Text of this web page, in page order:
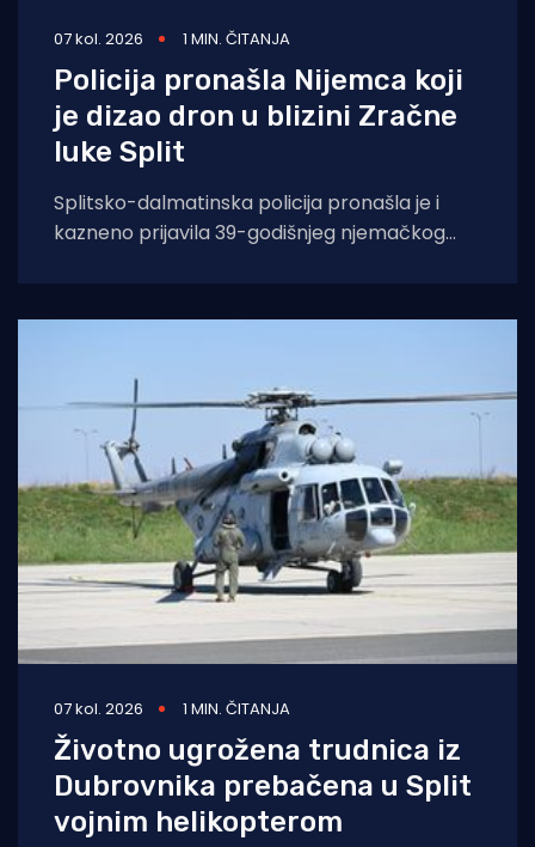
07 kol. 2026 1 MIN. ČITANJA
Policija pronašla Nijemca koji
je dizao dron u blizini Zračne
luke Split
Splitsko-dalmatinska policija pronašla je i
kazneno prijavila 39-godišnjeg njemačkog
07 kol. 2026 1 MIN. ČITANJA
Životno ugrožena trudnica iz
Dubrovnika prebačena u Split
vojnim helikopterom